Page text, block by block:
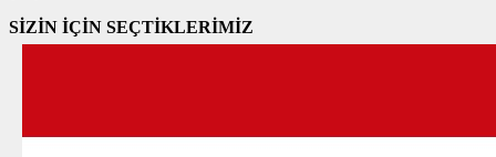
SİZİN İÇİN SEÇTİKLERİMİZ